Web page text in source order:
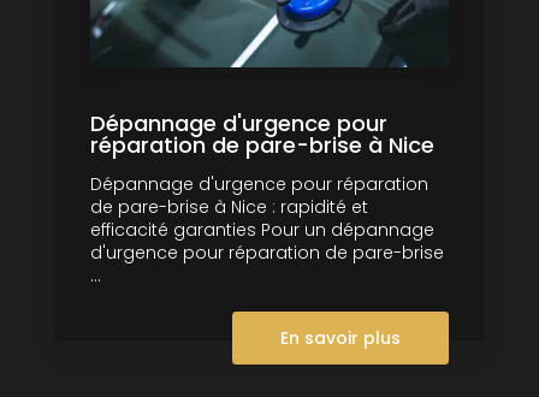
Dépannage d'urgence pour
réparation de pare-brise à Nice
Dépannage d'urgence pour réparation
de pare-brise à Nice : rapidité et
efficacité garanties Pour un dépannage
d'urgence pour réparation de pare-brise
...
En savoir plus